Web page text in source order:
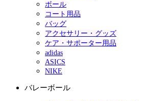
ボール
コート用品
バッグ
アクセサリー・グッズ
ケア・サポーター用品
adidas
ASICS
NIKE
バレーボール